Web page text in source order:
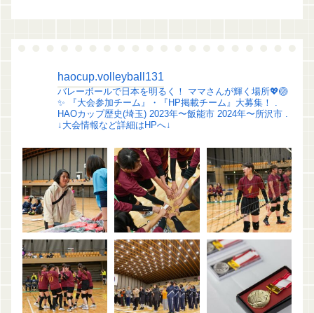
haocup.volleyball131
バレーボールで日本を明るく！
ママさんが輝く場所💖🏐
✨️ 『大会参加チーム』・『HP掲載チーム』大募集！
HAOカップ歴史(埼玉) 2023年〜飯能市 2024年〜所沢市
↓大会情報など詳細はHPへ↓